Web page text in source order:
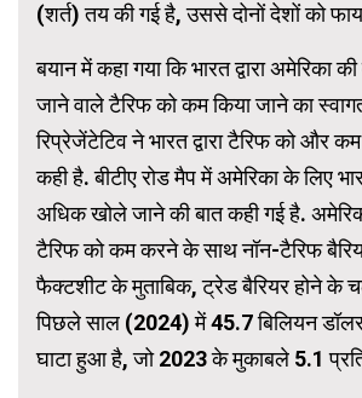
(शर्त) तय की गई है, उससे दोनों देशों को
बयान में कहा गया कि भारत द्वारा अमेरिका
जाने वाले टैरिफ को कम किया जाने का
रिप्रेजेंटेटिव ने भारत द्वारा टैरिफ को और
कही है. बीटीए रोड मैप में अमेरिका के लिए
अधिक खोले जाने की बात कही गई है.
टैरिफ को कम करने के साथ नॉन-टैरिफ
फैक्टशीट के मुताबिक, ट्रेड बैरियर होने के
पिछले साल (2024) में 45.7 बिलियन
घाटा हुआ है, जो 2023 के मुकाबले 5.1